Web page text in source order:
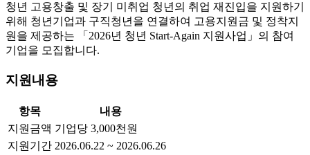
청년 고용창출 및 장기 미취업 청년의 취업 재진입을 지원하기
위해 청년기업과 구직청년을 연결하여 고용지원금 및 정착지
원을 제공하는 「2026년 청년 Start-Again 지원사업」의 참여
기업을 모집합니다.
지원내용
항목
내용
지원금액 기업당 3,000천원
지원기간 2026.06.22 ~ 2026.06.26